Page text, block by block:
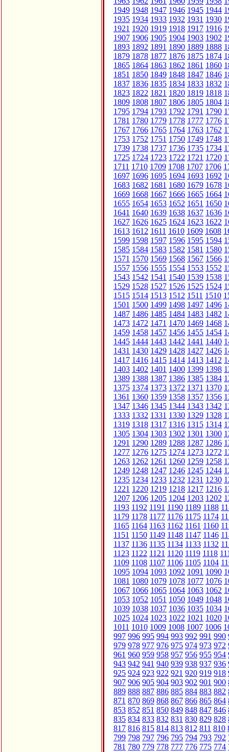
1949 1948 1947 1946 1945 1944
1935 1934 1933 1932 1931 1930
1921 1920 1919 1918 1917 1916
1907 1906 1905 1904 1903 1902
1893 1892 1891 1890 1889 1888
1879 1878 1877 1876 1875 1874
1865 1864 1863 1862 1861 1860
1851 1850 1849 1848 1847 1846
1837 1836 1835 1834 1833 1832
1823 1822 1821 1820 1819 1818
1809 1808 1807 1806 1805 1804
1795 1794 1793 1792 1791 1790
1781 1780 1779 1778 1777 1776
1767 1766 1765 1764 1763 1762
1753 1752 1751 1750 1749 1748
1739 1738 1737 1736 1735 1734
1725 1724 1723 1722 1721 1720
1711 1710 1709 1708 1707 1706
1697 1696 1695 1694 1693 1692
1683 1682 1681 1680 1679 1678
1669 1668 1667 1666 1665 1664
1655 1654 1653 1652 1651 1650
1641 1640 1639 1638 1637 1636
1627 1626 1625 1624 1623 1622
1613 1612 1611 1610 1609 1608
1599 1598 1597 1596 1595 1594
1585 1584 1583 1582 1581 1580
1571 1570 1569 1568 1567 1566
1557 1556 1555 1554 1553 1552
1543 1542 1541 1540 1539 1538
1529 1528 1527 1526 1525 1524
1515 1514 1513 1512 1511 1510
1501 1500 1499 1498 1497 1496
1487 1486 1485 1484 1483 1482
1473 1472 1471 1470 1469 1468
1459 1458 1457 1456 1455 1454
1445 1444 1443 1442 1441 1440
1431 1430 1429 1428 1427 1426
1417 1416 1415 1414 1413 1412
1403 1402 1401 1400 1399 1398
1389 1388 1387 1386 1385 1384
1375 1374 1373 1372 1371 1370
1361 1360 1359 1358 1357 1356
1347 1346 1345 1344 1343 1342
1333 1332 1331 1330 1329 1328
1319 1318 1317 1316 1315 1314
1305 1304 1303 1302 1301 1300
1291 1290 1289 1288 1287 1286
1277 1276 1275 1274 1273 1272
1263 1262 1261 1260 1259 1258
1249 1248 1247 1246 1245 1244
1235 1234 1233 1232 1231 1230
1221 1220 1219 1218 1217 1216
1207 1206 1205 1204 1203 1202
1193 1192 1191 1190 1189 1188
1179 1178 1177 1176 1175 1174
1165 1164 1163 1162 1161 1160
1151 1150 1149 1148 1147 1146
1137 1136 1135 1134 1133 1132
1123 1122 1121 1120 1119 1118
1109 1108 1107 1106 1105 1104
1095 1094 1093 1092 1091 1090
1081 1080 1079 1078 1077 1076
1067 1066 1065 1064 1063 1062
1053 1052 1051 1050 1049 1048
1039 1038 1037 1036 1035 1034
1025 1024 1023 1022 1021 1020
1011 1010 1009 1008 1007 1006
997 996 995 994 993 992 991 990
979 978 977 976 975 974 973 972
961 960 959 958 957 956 955 954
943 942 941 940 939 938 937 936
925 924 923 922 921 920 919 918
907 906 905 904 903 902 901 900
889 888 887 886 885 884 883 882
871 870 869 868 867 866 865 864
853 852 851 850 849 848 847 846
835 834 833 832 831 830 829 828
817 816 815 814 813 812 811 810
799 798 797 796 795 794 793 792
781 780 779 778 777 776 775 774